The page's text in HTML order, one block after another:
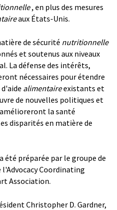
, en plus des mesures
aux États-Unis.
de sécurité nutritionnelle
et soutenus aux niveaux
La défense des intérêts,
nécessaires pour étendre
alimentaireexistants et
de nouvelles politiques et
la santé
disparités en matière de
été préparée par le groupe de
Coordinating
Association.
Christopher D. Gardner,